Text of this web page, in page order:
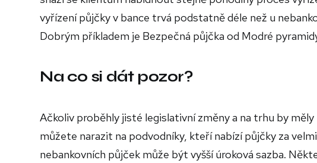
vyřízení půjčky v bance trvá podstatně déle než u
Dobrým příkladem je Bezpečná půjčka od Modré
Na co si dát pozor?
Ačkoliv proběhly jisté legislativní změny a na trhu by
můžete narazit na podvodníky, kteří nabízí půjčky za
nebankovních půjček může být vyšší úroková sazba.